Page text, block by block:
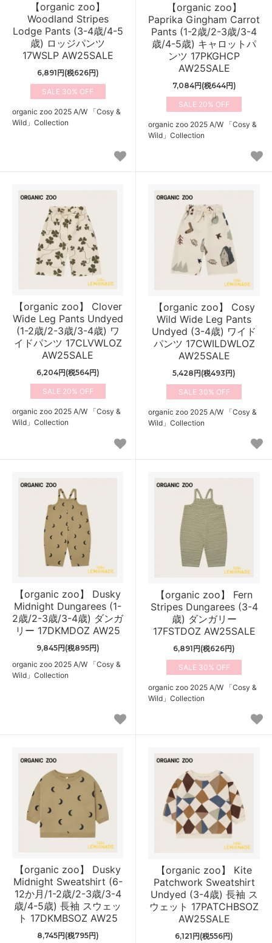
【organic zoo】
Woodland Stripes
Lodge Pants (3-4歳/4-5
歳) ロッジパンツ
17WSLP AW25SALE
6,891円(税626円)
30%
organic zoo 2025 A/W 「Cosy &
Wild」Collection
【organic zoo】
Paprika Gingham Carrot
Pants (1-2歳/2-3歳/3-4
歳/4-5歳) キャロットパ
ンツ 17PKGHCP
AW25SALE
7,084円(税644円)
20%
organic zoo 2025 A/W 「Cosy &
Wild」Collection
【organic zoo】 Clover
Wide Leg Pants Undyed
(1-2歳/2-3歳/3-4歳) ワ
イドパンツ 17CLVWLOZ
AW25SALE
6,204円(税564円)
20%
organic zoo 2025 A/W 「Cosy &
Wild」Collection
【organic zoo】 Cosy
Wild Wide Leg Pants
Undyed (3-4歳) ワイド
パンツ 17CWILDWLOZ
AW25SALE
5,428円(税493円)
30%
organic zoo 2025 A/W 「Cosy &
Wild」Collection
【organic zoo】 Dusky
Midnight Dungarees (1-
2歳/2-3歳/3-4歳) ダンガ
リー 17DKMDOZ AW25
9,845円(税895円)
organic zoo 2025 A/W 「Cosy &
Wild」Collection
【organic zoo】 Fern
Stripes Dungarees (3-4
歳) ダンガリー
17FSTDOZ AW25SALE
6,891円(税626円)
30%
organic zoo 2025 A/W 「Cosy &
Wild」Collection
【organic zoo】 Dusky
Midnight Sweatshirt (6-
12か月/1-2歳/2-3歳/3-4
歳/4-5歳) 長袖 スウェッ
ト 17DKMBSOZ AW25
8,745円(税795円)
【organic zoo】 Kite
Patchwork Sweatshirt
Undyed (3-4歳) 長袖 ス
ウェット 17PATCHBSOZ
AW25SALE
6,121円(税556円)